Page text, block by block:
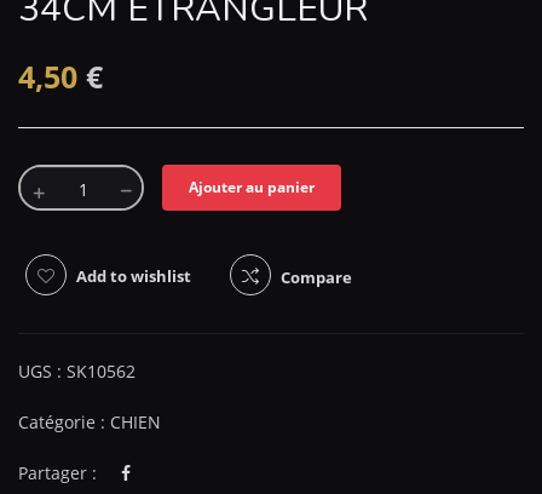
4,50 €
Ajouter au panier
Add to wishlist Compare
UGS : SK10562
Catégorie : CHIEN
Partager :